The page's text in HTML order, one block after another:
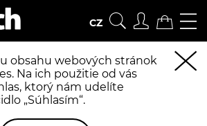
CZ
obsahu webových stránok
Na ich použitie od vás
ktorý nám udelíte
„Súhlasím“.